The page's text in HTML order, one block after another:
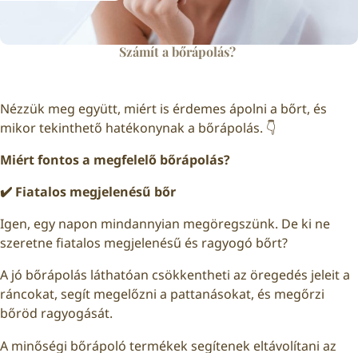
Számít a bőrápolás?
Nézzük meg együtt, miért is érdemes ápolni a bőrt, és
mikor tekinthető hatékonynak a bőrápolás. 👇
Miért fontos a megfelelő bőrápolás?
✔️ Fiatalos megjelenésű bőr
Igen, egy napon mindannyian megöregszünk. De ki ne
szeretne fiatalos megjelenésű és ragyogó bőrt?
A jó bőrápolás láthatóan csökkentheti az öregedés jeleit a
ráncokat, segít megelőzni a pattanásokat, és megőrzi
bőröd ragyogását.
A minőségi bőrápoló termékek segítenek eltávolítani az